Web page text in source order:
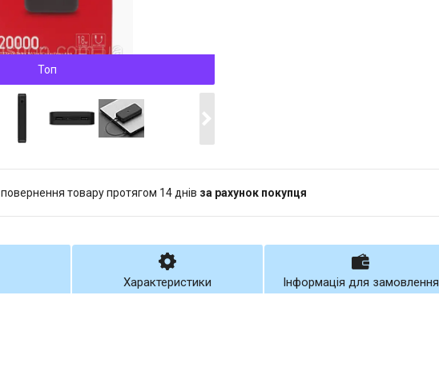
Топ
повернення товару протягом 14 днів за рахунок покупця
Характеристики Інформація для замовлення